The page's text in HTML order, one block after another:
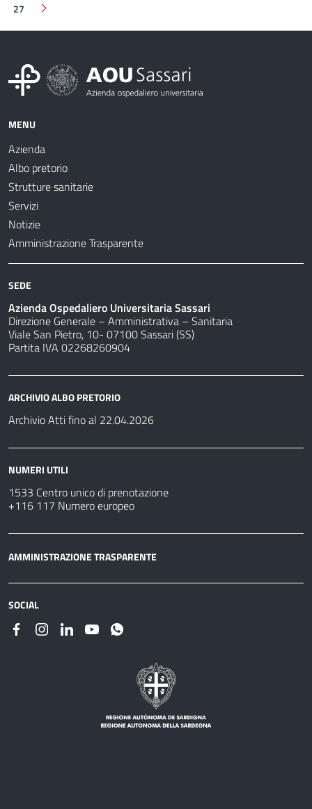
27
Pagina successiva
MENU
Azienda
Albo pretorio
Strutture sanitarie
Servizi
Notizie
Amministrazione Trasparente
SEDE
Azienda Ospedaliero Universitaria Sassari
Direzione Generale – Amministrativa – Sanitaria
Viale San Pietro, 10- 07100 Sassari (SS)
Partita IVA 02268260904
ARCHIVIO ALBO PRETORIO
Archivio Atti fino al 22.04.2026
NUMERI UTILI
1533 Centro unico di prenotazione
+116 117 Numero europeo
AMMINISTRAZIONE TRASPARENTE
SOCIAL